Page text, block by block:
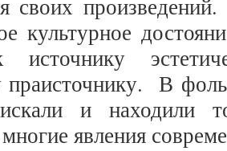
своих
культурное
источнику
праисточнику. В
и находили
многие явления